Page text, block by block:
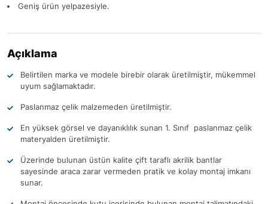
Geniş ürün yelpazesiyle.
Açıklama
Belirtilen marka ve modele birebir olarak üretilmiştir, mükemmel
uyum sağlamaktadır.
Paslanmaz çelik malzemeden üretilmiştir.
En yüksek görsel ve dayanıklılık sunan 1. Sınıf paslanmaz çelik
materyalden üretilmiştir.
Üzerinde bulunan üstün kalite çift taraflı akrilik bantlar
sayesinde araca zarar vermeden pratik ve kolay montaj imkanı
sunar.